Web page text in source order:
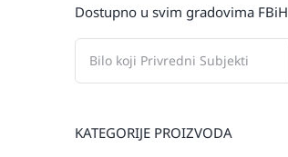
Dostupno u svim gradovima FBiH
KATEGORIJE PROIZVODA